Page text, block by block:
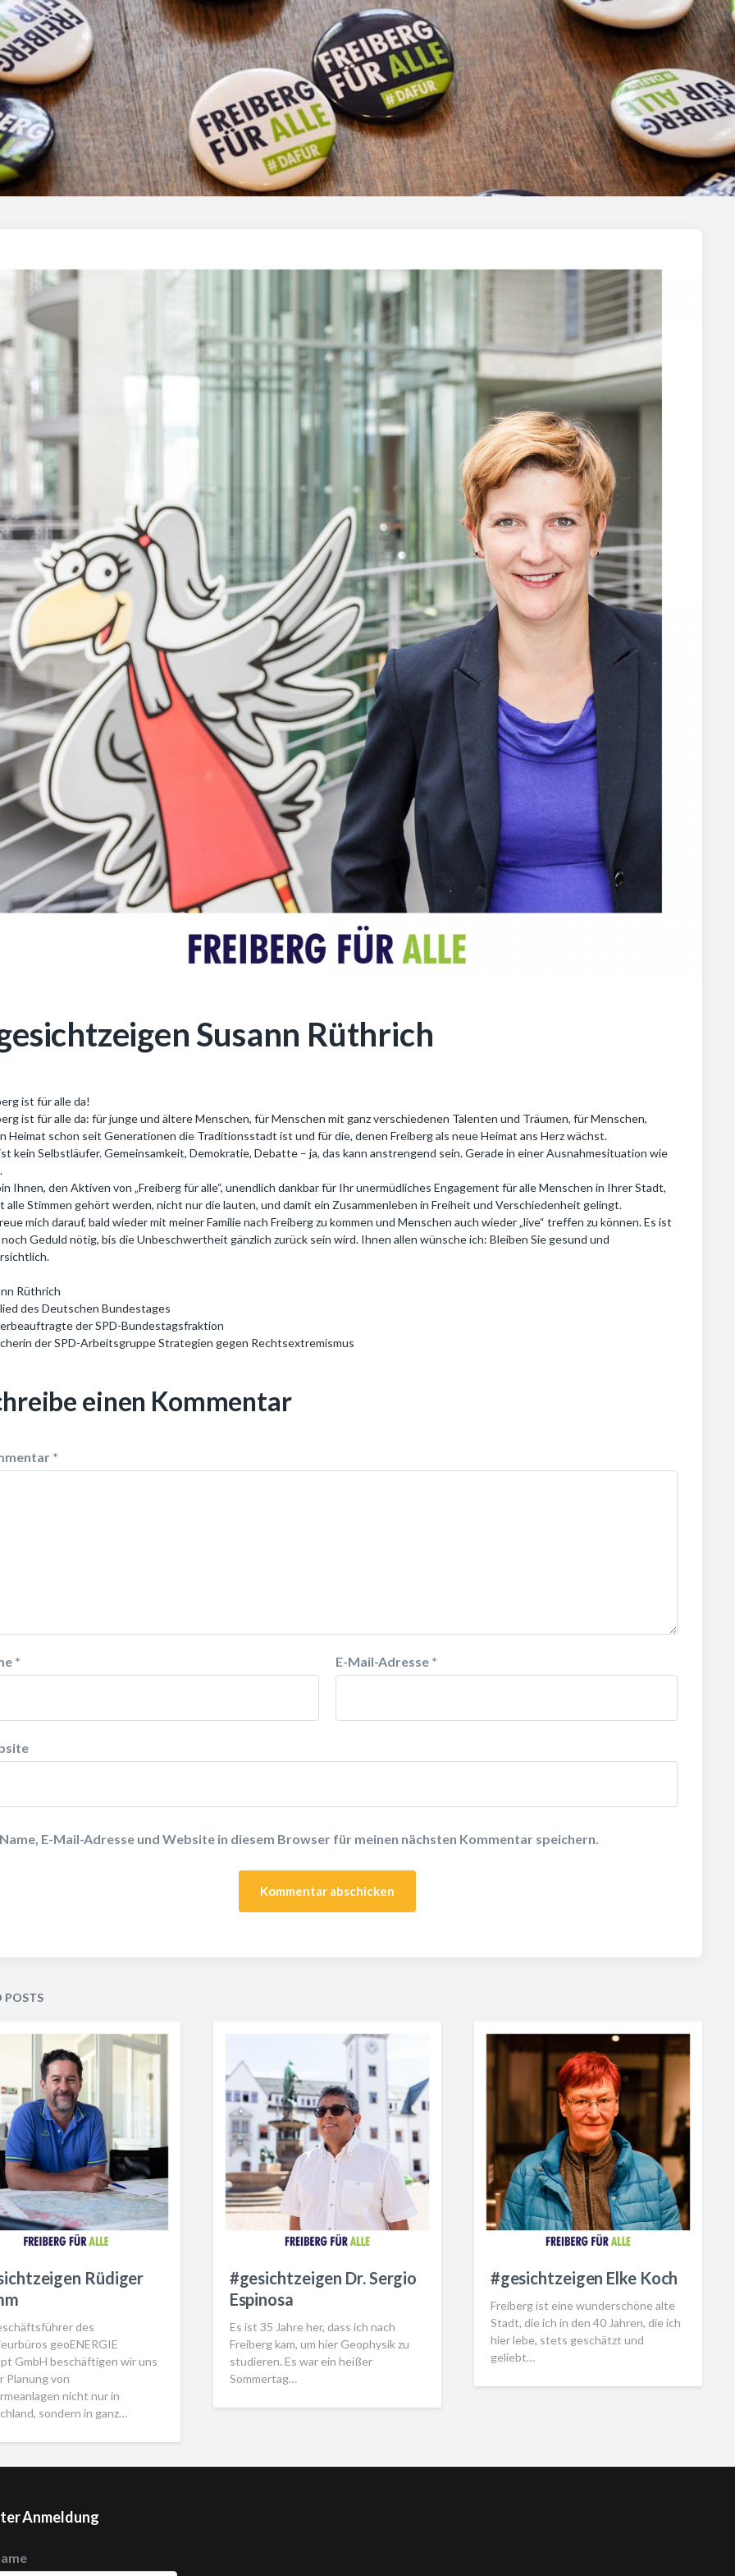
Susann Rüthrich
ist für alle da!
ist für alle da: für junge und ältere Menschen, für Menschen mit ganz verschiedenen Talenten und Träumen, für Menschen,
Heimat schon seit Generationen die Traditionsstadt ist und für die, denen Freiberg als neue Heimat ans Herz wächst.
kein Selbstläufer. Gemeinsamkeit, Demokratie, Debatte – ja, das kann anstrengend sein. Gerade in einer Ausnahmesituation wie
Ihnen, den Aktiven von „Freiberg für alle“, unendlich dankbar für Ihr unermüdliches Engagement für alle Menschen in Ihrer Stadt,
alle Stimmen gehört werden, nicht nur die lauten, und damit ein Zusammenleben in Freiheit und Verschiedenheit gelingt.
mich darauf, bald wieder mit meiner Familie nach Freiberg zu kommen und Menschen auch wieder „live“ treffen zu können. Es ist
Geduld nötig, bis die Unbeschwertheit gänzlich zurück sein wird. Ihnen allen wünsche ich: Bleiben Sie gesund und
Rüthrich
des Deutschen Bundestages
der SPD-Bundestagsfraktion
der SPD-Arbeitsgruppe Strategien gegen Rechtsextremismus
einen Kommentar
*
* E-Mail-Adresse *
Name, E-Mail-Adresse und Website in diesem Browser für meinen nächsten Kommentar speichern.
POSTS
Rüdiger
des
geoENERGIE
GmbH beschäftigen wir uns
Planung von
nicht nur in
sondern in ganz…
#gesichtzeigen Dr. Sergio
Espinosa
Es ist 35 Jahre her, dass ich nach
Freiberg kam, um hier Geophysik zu
studieren. Es war ein heißer
Sommertag…
#gesichtzeigen Elke Koch
Freiberg ist eine wunderschöne alte
Stadt, die ich in den 40 Jahren, die ich
hier lebe, stets geschätzt und
geliebt…
Anmeldung